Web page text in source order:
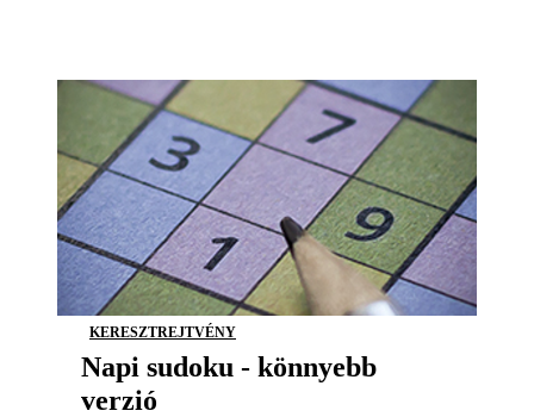
KERESZTREJTVÉNY
Napi sudoku - könnyebb
verzió